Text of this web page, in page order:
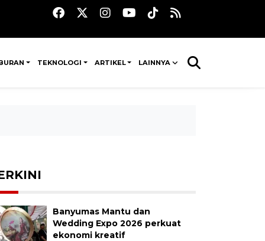
TEKNOLOGI ARTIKEL LAINNYA
Banyumas Mantu dan
Wedding Expo 2026 perkuat
ekonomi kreatif